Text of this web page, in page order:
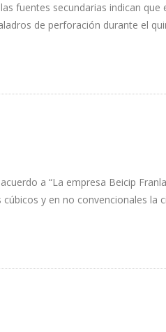
fuentes secundarias indican que
de perforación durante el
a “La empresa Beicip
y en no convencionales la